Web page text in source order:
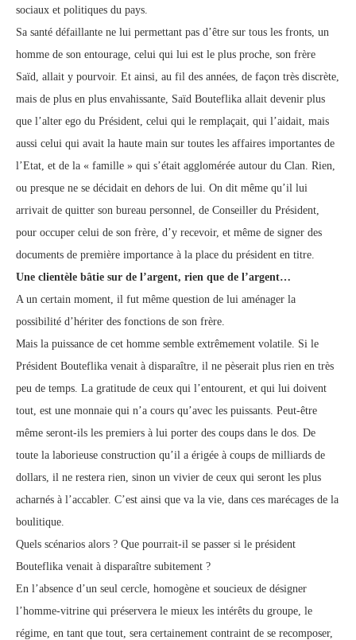
sociaux et politiques du pays.
Sa santé défaillante ne lui permettant pas d’être sur tous les fronts, un
homme de son entourage, celui qui lui est le plus proche, son frère
Saïd, allait y pourvoir. Et ainsi, au fil des années, de façon très discrète,
mais de plus en plus envahissante, Saïd Bouteflika allait devenir plus
que l’alter ego du Président, celui qui le remplaçait, qui l’aidait, mais
aussi celui qui avait la haute main sur toutes les affaires importantes de
l’Etat, et de la « famille » qui s’était agglomérée autour du Clan. Rien,
ou presque ne se décidait en dehors de lui. On dit même qu’il lui
arrivait de quitter son bureau personnel, de Conseiller du Président,
pour occuper celui de son frère, d’y recevoir, et même de signer des
documents de première importance à la place du président en titre.
Une clientèle bâtie sur de l’argent, rien que de l’argent…
A un certain moment, il fut même question de lui aménager la
possibilité d’hériter des fonctions de son frère.
Mais la puissance de cet homme semble extrêmement volatile. Si le
Président Bouteflika venait à disparaître, il ne pèserait plus rien en très
peu de temps. La gratitude de ceux qui l’entourent, et qui lui doivent
tout, est une monnaie qui n’a cours qu’avec les puissants. Peut-être
même seront-ils les premiers à lui porter des coups dans le dos. De
toute la laborieuse construction qu’il a érigée à coups de milliards de
dollars, il ne restera rien, sinon un vivier de ceux qui seront les plus
acharnés à l’accabler. C’est ainsi que va la vie, dans ces marécages de la
boulitique.
Quels scénarios alors ? Que pourrait-il se passer si le président
Bouteflika venait à disparaître subitement ?
En l’absence d’un seul cercle, homogène et soucieux de désigner
l’homme-vitrine qui préservera le mieux les intérêts du groupe, le
régime, en tant que tout, sera certainement contraint de se recomposer,